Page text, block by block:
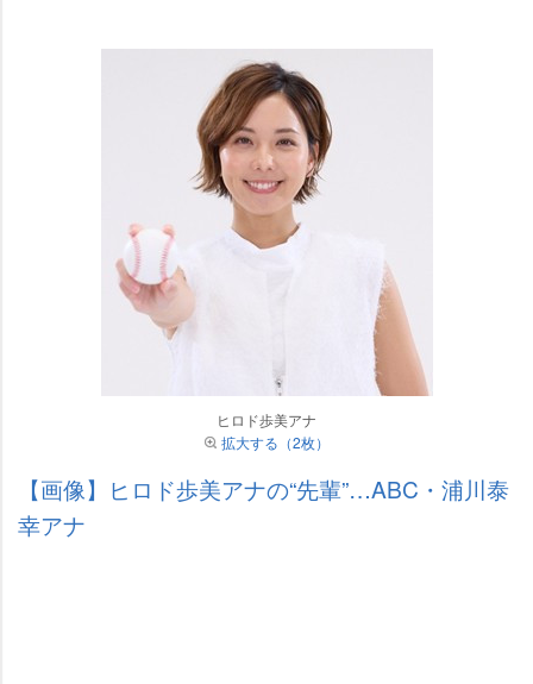
ヒロド歩美アナ
拡大する（2枚）
【画像】ヒロド歩美アナの“先輩”…ABC・浦川泰
幸アナ